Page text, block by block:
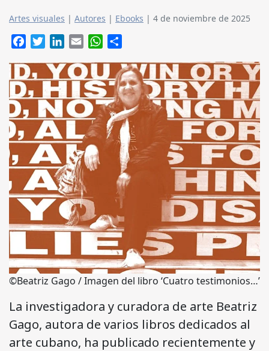
Artes visuales | Autores | Ebooks | 4 de noviembre de 2025
FacebookTwitterLinkedIn
Email WhatsApp
©Beatriz Gago / Imagen del libro ‘Cuatro testimonios…’
La investigadora y curadora de arte Beatriz
Gago, autora de varios libros dedicados al
arte cubano, ha publicado recientemente y